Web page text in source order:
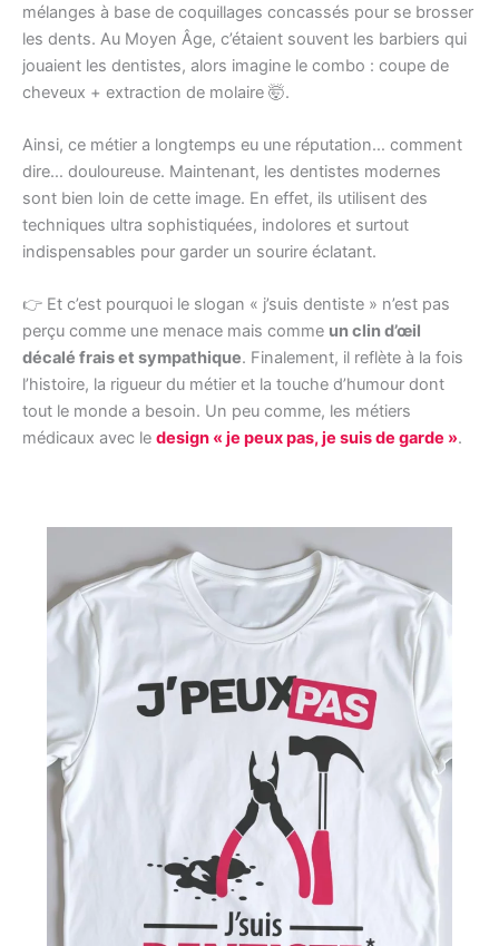
mélanges à base de coquillages concassés pour se brosser
les dents. Au Moyen Âge, c’étaient souvent les barbiers qui
jouaient les dentistes, alors imagine le combo : coupe de
cheveux + extraction de molaire 🤯.
Ainsi, ce métier a longtemps eu une réputation… comment
dire… douloureuse. Maintenant, les dentistes modernes
sont bien loin de cette image. En effet, ils utilisent des
techniques ultra sophistiquées, indolores et surtout
indispensables pour garder un sourire éclatant.
👉 Et c’est pourquoi le slogan « j’suis dentiste » n’est pas
perçu comme une menace mais comme un clin d’œil
décalé frais et sympathique. Finalement, il reflète à la fois
l’histoire, la rigueur du métier et la touche d’humour dont
tout le monde a besoin. Un peu comme, les métiers
médicaux avec le design « je peux pas, je suis de garde ».